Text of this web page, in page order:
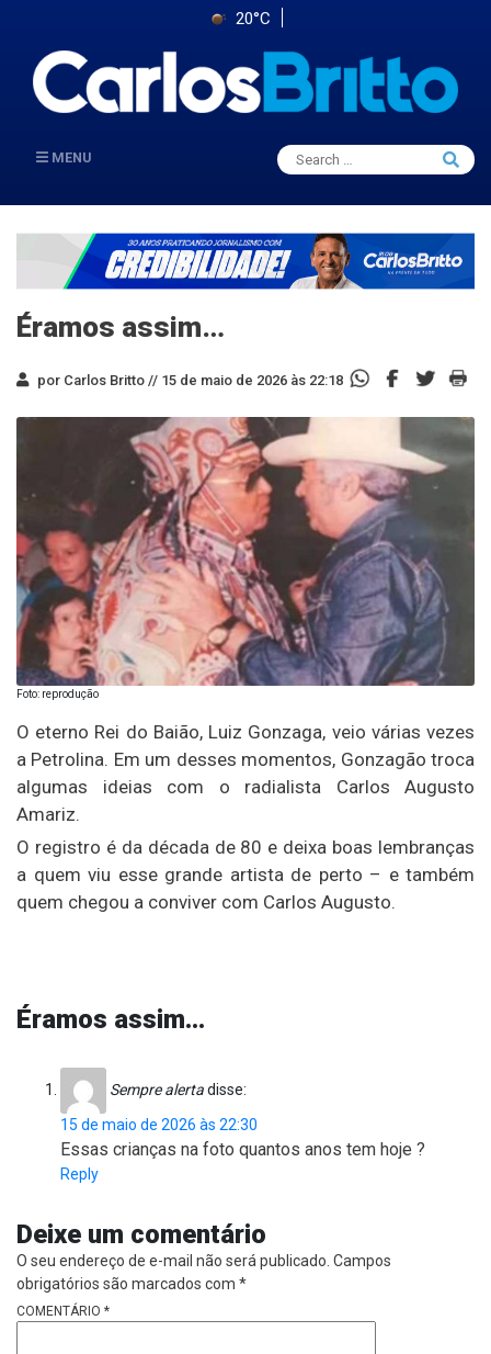
20°C
MENU
Search
for:
Search
Éramos assim…
por Carlos Britto // 15 de maio de 2026 às 22:18
Foto: reprodução
O eterno Rei do Baião, Luiz Gonzaga, veio várias vezes
a Petrolina. Em um desses momentos, Gonzagão troca
algumas ideias com o radialista Carlos Augusto
Amariz.
O registro é da década de 80 e deixa boas lembranças
a quem viu esse grande artista de perto – e também
quem chegou a conviver com Carlos Augusto.
Éramos assim…
Sempre alertadisse:
15 de maio de 2026 às 22:30
Essas crianças na foto quantos anos tem hoje ?
Reply
Deixe um comentário
O seu endereço de e-mail não será publicado. Campos
obrigatórios são marcados com *
COMENTÁRIO *